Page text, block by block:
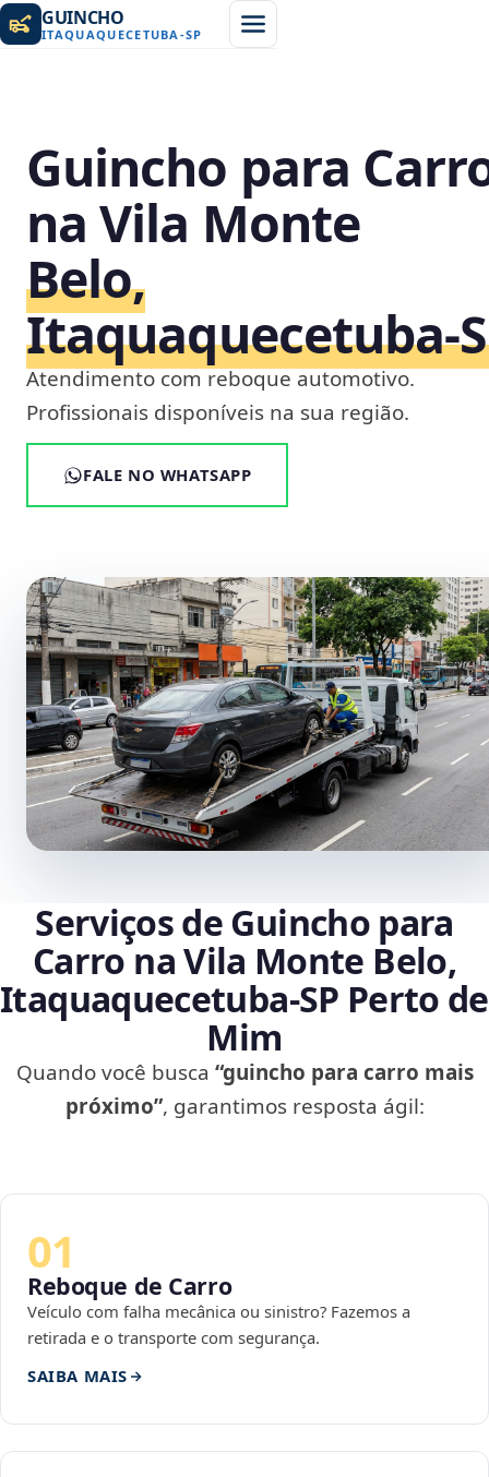
GUINCHO
ITAQUAQUECETUBA -SP
Guincho para
na Vila Monte
Belo,
Atendimento com reboque automotivo.
Profissionais disponíveis na sua região.
FALE NO WHATSAPP
Serviços de Guincho para
Carro na Vila Monte Belo,
Itaquaquecetuba‑SP Perto de
Mim
Quando você busca “guincho para carro mais
próximo”, garantimos resposta ágil:
01
Reboque de Carro
Veículo com falha mecânica ou sinistro? Fazemos a
retirada e o transporte com segurança.
SAIBA MAIS